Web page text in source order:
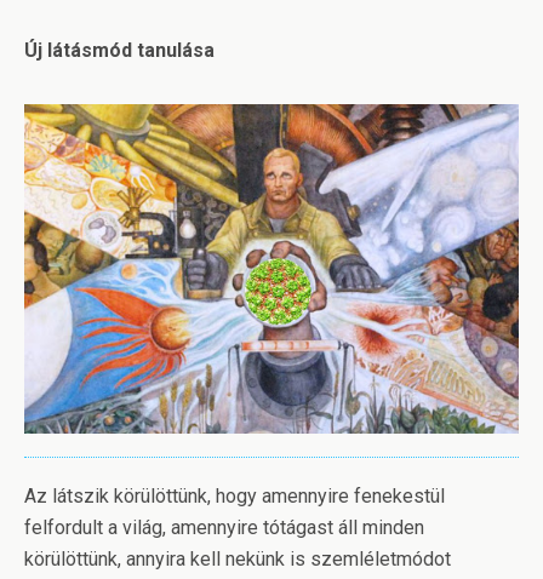
Új látásmód tanulása
Az látszik körülöttünk, hogy amennyire fenekestül
felfordult a világ, amennyire tótágast áll minden
körülöttünk, annyira kell nekünk is szemléletmódot